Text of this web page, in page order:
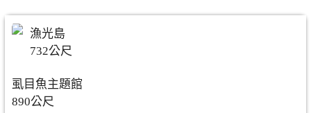
漁光島
732公尺
虱目魚主題館
890公尺